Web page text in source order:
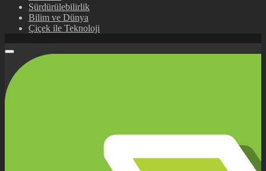
Sürdürülebilirlik
Bilim ve Dünya
Çiçek ile Teknoloji